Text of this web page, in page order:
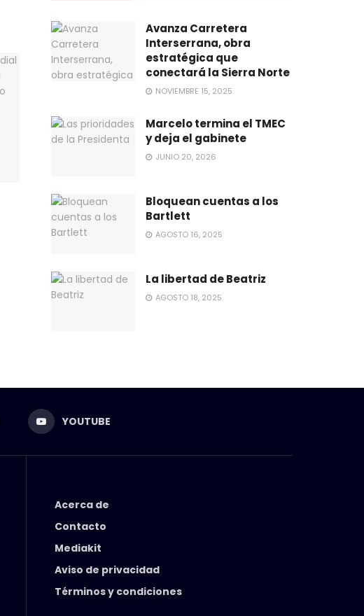
Avanza Carretera
Interserrana, obra
estratégica que
conectará la Sierra Norte
NOVIEMBRE 15, 2025
Marcelo termina el TMEC
y deja el gabinete
JUNIO 20, 2026
Bloquean cuentas a los
Bartlett
AGOSTO 16, 2025
La libertad de Beatriz
AGOSTO 18, 2025
YOUTUBE
Acerca de
Contacto
Mediakit
Aviso de privacidad
Términos y condiciones